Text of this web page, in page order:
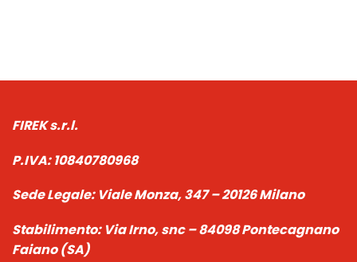
FIREK s.r.l.
P.IVA:10840780968
Sede Legale:Viale Monza, 347 – 20126 Milano
Stabilimento:Via Irno, snc – 84098 Pontecagnano
Faiano (SA)